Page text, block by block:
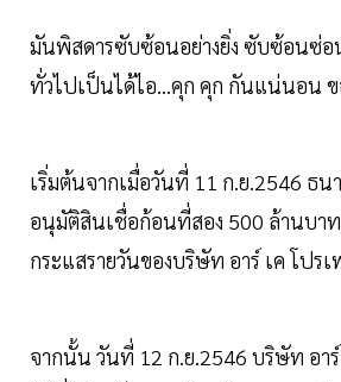
มันพิสดารซับซ้อนอย่างยิ่ง ซับซ้อนซ่
ทั่วไปเป็นได้ไอ...คุก คุก กันแน่นอน
เริ่มต้นจากเมื่อวันที่ 11 ก.ย.2546 ธน
อนุมัติสินเชื่อก้อนที่สอง 500 ล้านบา
กระแสรายวันของบริษัท อาร์ เค โปร
จากนั้น วันที่ 12 ก.ย.2546 บริษัท อา